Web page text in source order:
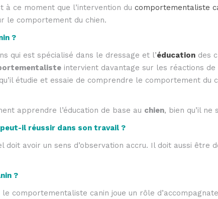
à ce moment que l’intervention du comportementaliste
le comportement du chien.
?
qui est spécialisé dans le dressage et l’éducation des
intervient davantage sur les réactions
étudie et essaie de comprendre le comportement du
apprendre l’éducation de base au chien, bien qu’il ne
il réussir dans son travail ?
doit avoir un sens d’observation accru. Il doit aussi être
?
comportementaliste canin joue un rôle